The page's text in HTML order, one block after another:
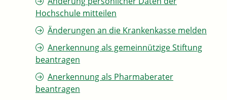
Hochschule mitteilen
Änderungen an die Krankenkasse melden
Anerkennung als gemeinnützige Stiftung
beantragen
Anerkennung als Pharmaberater
beantragen